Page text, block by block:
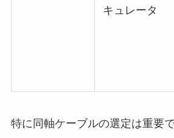
キュレータ
特に同軸ケーブルの選定は重要で